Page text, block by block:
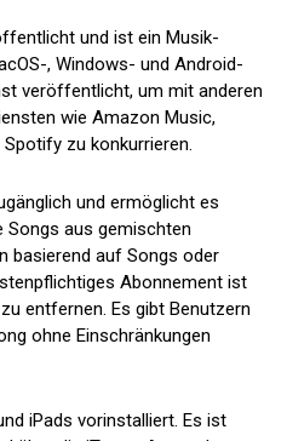
und ist ein Musik-
, Windows- und Android-
veröffentlicht, um mit anderen
wie Amazon Music,
zu konkurrieren.
und ermöglicht es
Songs aus gemischten
basierend auf Songs oder
Abonnement ist
entfernen. Es gibt Benutzern
ohne Einschränkungen
iPads vorinstalliert. Es ist